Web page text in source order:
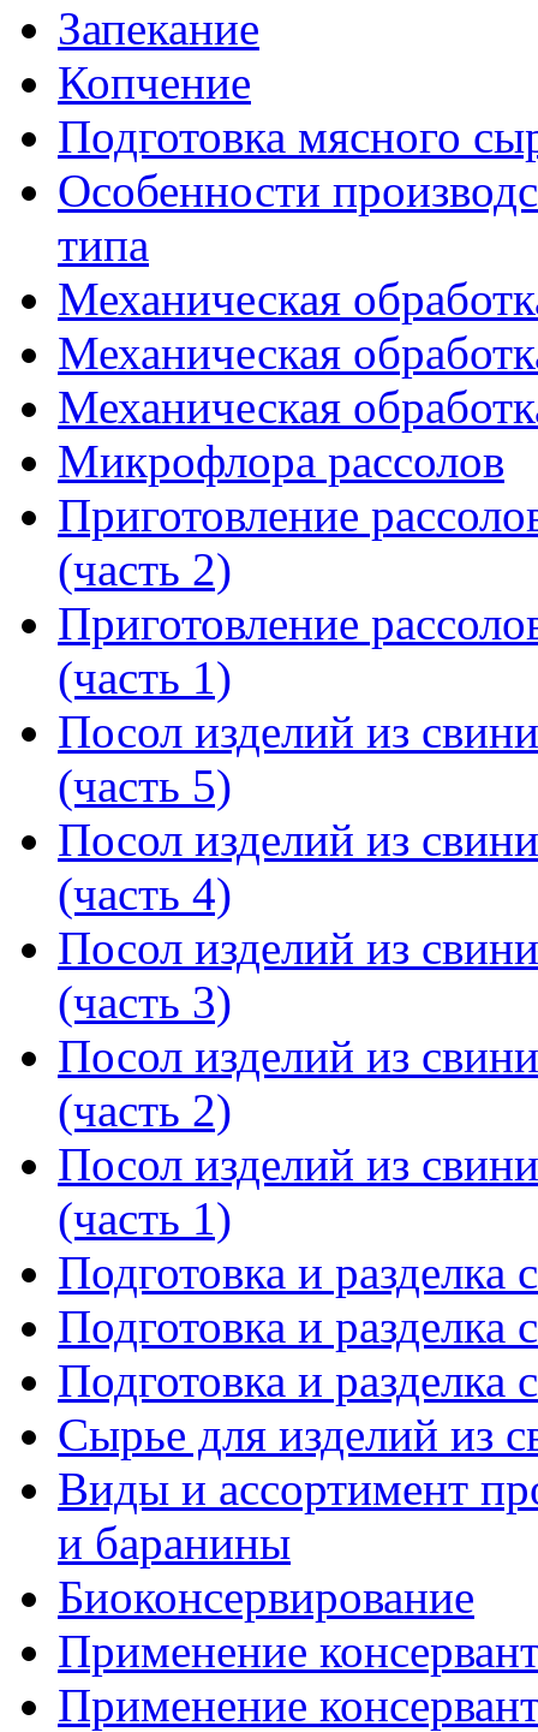
Запекание
Копчение
Подготовка мясного
Особенности
типа
Механическая
Механическая
Механическая
Микрофлора рассолов
Приготовление
(часть 2)
Приготовление
(часть 1)
Посол изделий из
(часть 5)
Посол изделий из
(часть 4)
Посол изделий из
(часть 3)
Посол изделий из
(часть 2)
Посол изделий из
(часть 1)
Подготовка и разделка
Подготовка и разделка
Подготовка и разделка
Сырье для изделий из
Виды и ассортимент
и баранины
Биоконсервирование
Применение
Применение